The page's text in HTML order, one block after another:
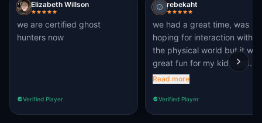
Elizabeth Willson
we are certified ghost
hunters now
Verified Player
rebekaht
we had a great time, was
hoping for interaction with
the physical world but it was
great fun for my kids and
their friends
Read more
Verified Player